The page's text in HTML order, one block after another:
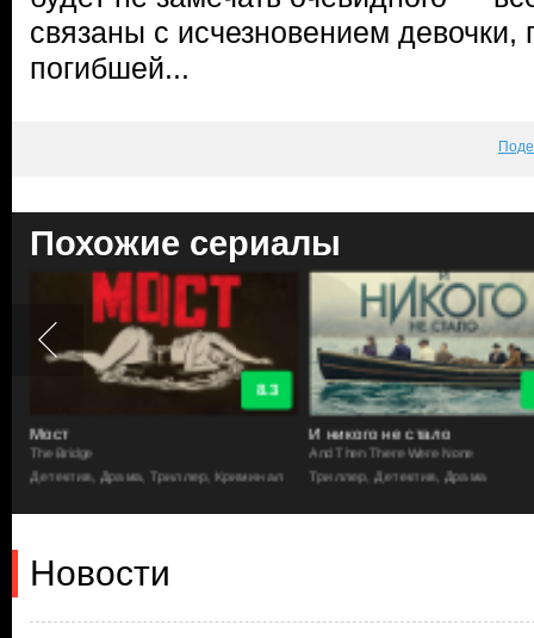
связаны с исчезновением девочки,
погибшей...
Похожие сериалы
8.3
Мост
The Bridge
Детектив, Драма, Триллер, Криминал
И никого не стало
And Then There Were None
Триллер, Детектив, Драма
Новости